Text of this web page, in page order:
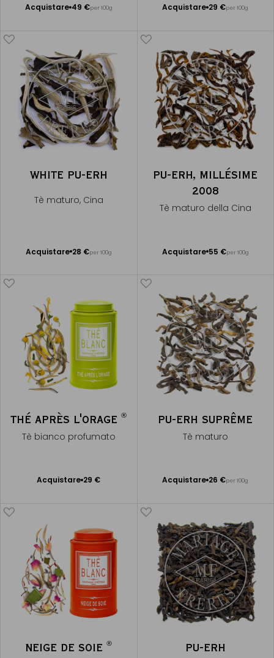
Acquistare 49 €per 100g
Aggiungere
Acquistare 29 €per 100g
Aggiungere
WHITE PU-ERH
Tè maturo, Cina
Acquistare 28 €per 100g
Aggiungere
PU-ERH, MILLÉSIME
2008
Tè maturo della Cina
Acquistare 55 €per 100g
Aggiungere
THÉ APRÈS L'ORAGE®
Tè bianco profumato
Acquistare 29 €
Aggiungere
PU-ERH SUPRÊME
Tè maturo
Acquistare 26 €per 100g
Aggiungere
NEIGE DE SOIE® PU-ERH